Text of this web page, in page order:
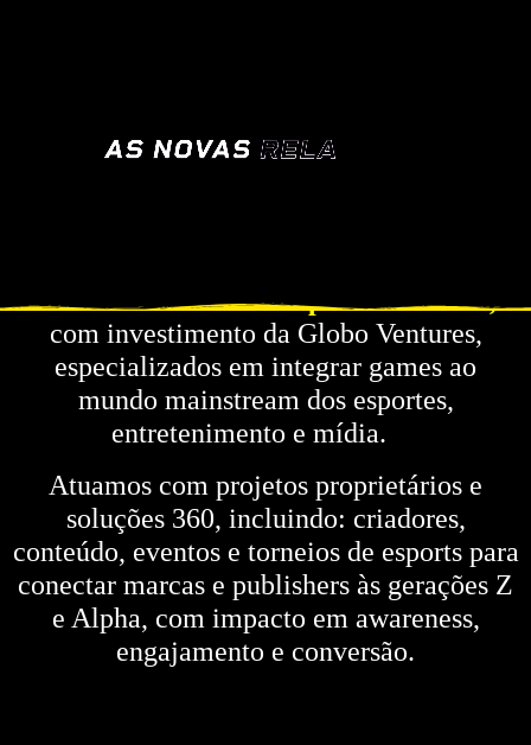
da área de Games e eSports da Globo,
com investimento da Globo Ventures,
especializados em integrar games ao
mundo mainstream dos esportes,
entretenimento e mídia.
Atuamos com projetos proprietários e
soluções 360, incluindo: criadores,
conteúdo, eventos e torneios de esports para
conectar marcas e publishers às gerações Z
e Alpha, com impacto em awareness,
engajamento e conversão.